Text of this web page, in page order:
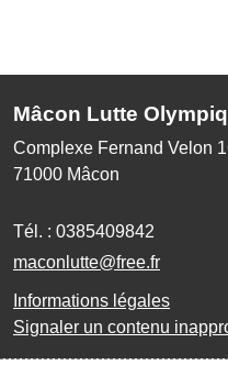
Mâcon Lutte
Complexe Fernand Velon
71000 Mâcon
Tél. : 0385409842
maconlutte@free.fr
Informations légales
Signaler un contenu